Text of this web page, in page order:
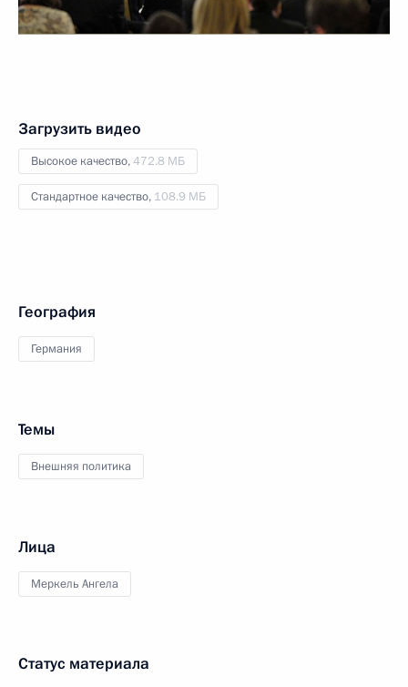
Загрузить видео
Высокое качество,472.8 МБ
Стандартное качество, 108.9 МБ
География
Германия
Темы
Внешняя политика
Лица
Меркель Ангела
Статус материала